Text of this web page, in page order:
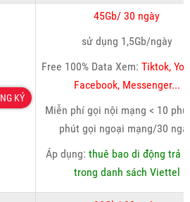
KÝ
45Gb/ 30 ngày
sử dụng 1,5Gb/ngày
Free 100% Data Xem: Tiktok,
Facebook, Messenger...
Miễn phí gọi nội mạng < 10
phút gọi ngoại mạng/30
Áp dụng:thuê bao di động trả
trong danh sách Viettel